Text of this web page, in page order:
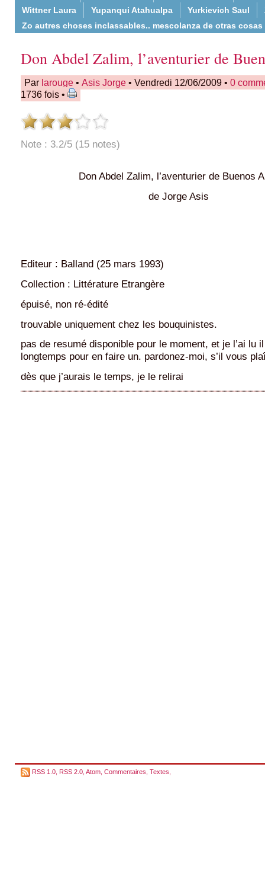
Wittner Laura
Yupanqui Atahualpa Yurkievich Saul
Zo autres choses inclassables.. mescolanza de otras cosas
Don Abdel Zalim, l’aventurier de
Par larouge • Asis Jorge • Vendredi 12/06/2009 • 0
1736 fois •
Note : 3.2/5 (15 notes)
Don Abdel Zalim, l’aventurier de Buenos
de Jorge Asis
Editeur : Balland (25 mars 1993)
Collection : Littérature Etrangère
épuisé, non ré-édité
trouvable uniquement chez les bouquinistes.
pas de resumé disponible pour le moment, et je l’ai lu
longtemps pour en faire un. pardonez-moi, s’il vous
dès que j’aurais le temps, je le relirai
RSS 1.0 RSS 2.0 Atom Commentaires Textes